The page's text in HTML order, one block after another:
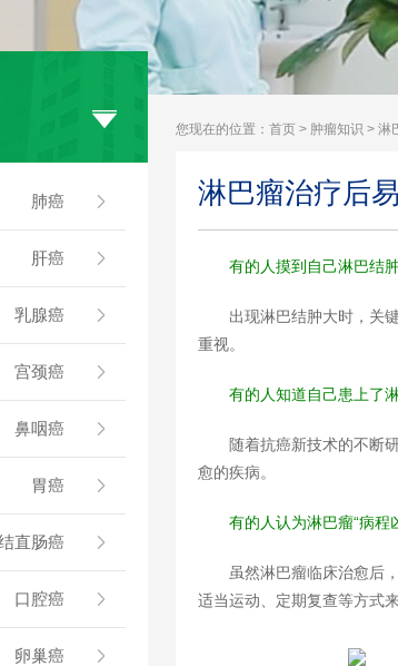
肺癌
肝癌
乳腺癌
宫颈癌
鼻咽癌
胃癌
直肠癌
口腔癌
卵巢癌
您现在的位置： 首页 > 肿瘤知识 > 淋
淋巴瘤治疗后
有的人摸到自己淋巴结
出现淋巴结肿大时，关
重视。
有的人知道自己患上了
随着抗癌新技术的不断
愈的疾病。
有的人认为淋巴瘤“病程
虽然淋巴瘤临床治愈后
适当运动、定期复查等方式